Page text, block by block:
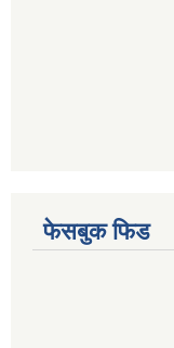
फेसबुक फिड